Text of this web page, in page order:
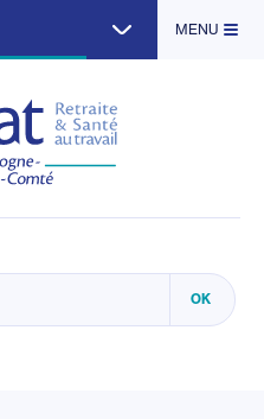
MENU